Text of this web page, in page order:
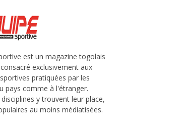
est un magazine togolais
exclusivement aux
pratiquées par les
pays comme à l'étranger.
y trouvent leur place,
au moins médiatisées.